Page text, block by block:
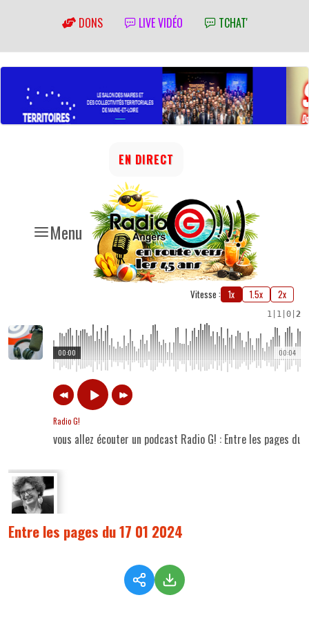
DONS LIVE VIDÉO TCHAT'
Menu
EN DIRECT
Vitesse : 1x 1.5x 2x
1 1 0 2
00:04
00:00
Radio G!
vous allez écouter un podcast Radio G! : Entre les pages du
Entre les pages du 17 01 2024